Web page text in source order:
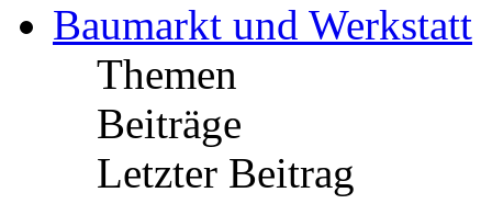
Baumarkt und Werkstatt
Themen
Beiträge
Letzter Beitrag